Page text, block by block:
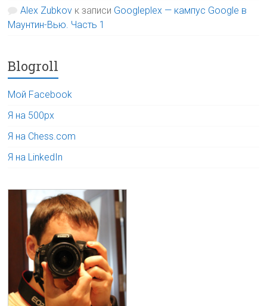
Alex Zubkov к записи Googleplex — кампус Google в
Маунтин-Вью. Часть 1
Blogroll
Мой Facebook
Я на 500px
Я на Chess.com
Я на LinkedIn